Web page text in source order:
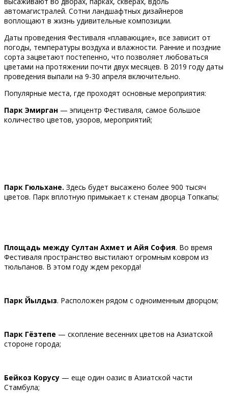
автомагистралей. Сотни ландшафтных дизайнеров
воплощают в жизнь удивительные композиции.
Даты проведения Фестиваля «плавающие», все зависит от
погоды, температуры воздуха и влажности. Ранние и поздние
сорта зацветают постепенно, что позволяет любоваться
цветами на протяжении почти двух месяцев. В 2019 году даты
проведения выпали на 9-30 апреля включительно.
Популярные места, где проходят основные мероприятия:
Парк Эмирган — эпицентр Фестиваля, самое большое
количество цветов, узоров, мероприятий;
Парк Гюльхане. Здесь будет высажено более 900 тысяч
цветов. Парк вплотную примыкает к стенам дворца Топкапы;
Площадь между Султан Ахмет и Айя София. Во время
Фестиваля пространство выстилают огромным ковром из
тюльпанов. В этом году ждем рекорда!
Парк Йылдыз. Расположен рядом с одноименным дворцом;
Парк Гёзтепе — скопление весенних цветов на Азиатской
стороне города;
Бейкоз Корусу — еще один оазис в Азиатской части
Стамбула;